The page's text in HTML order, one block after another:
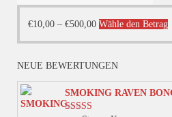
€10,00 – €500,00 Wähle den Betrag
NEUE BEWERTUNGEN
SMOKING RAVEN